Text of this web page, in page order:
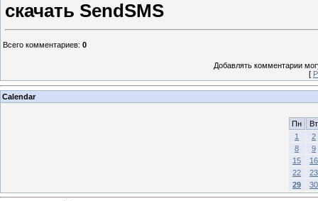
скачать SendSMS
Всего комментариев: 0
Добавлять комментарии
[
Calendar
Пн
Вт
1
2
8
9
15
16
22
23
29
30